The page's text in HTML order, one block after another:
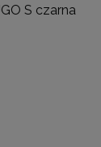
S czarna